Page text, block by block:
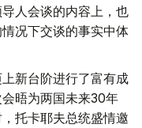
人会谈的内容上，也
况下交谈的事实中体
新台阶进行了富有成
晤为两国未来30年
托卡耶夫总统盛情邀